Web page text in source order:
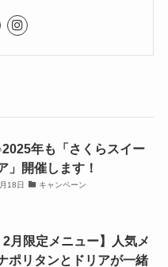
年も「さくらスイー
」開催します！
18日 キャンペーン
2月限定メニュー】人気メ
ポリタンとドリアが一緒